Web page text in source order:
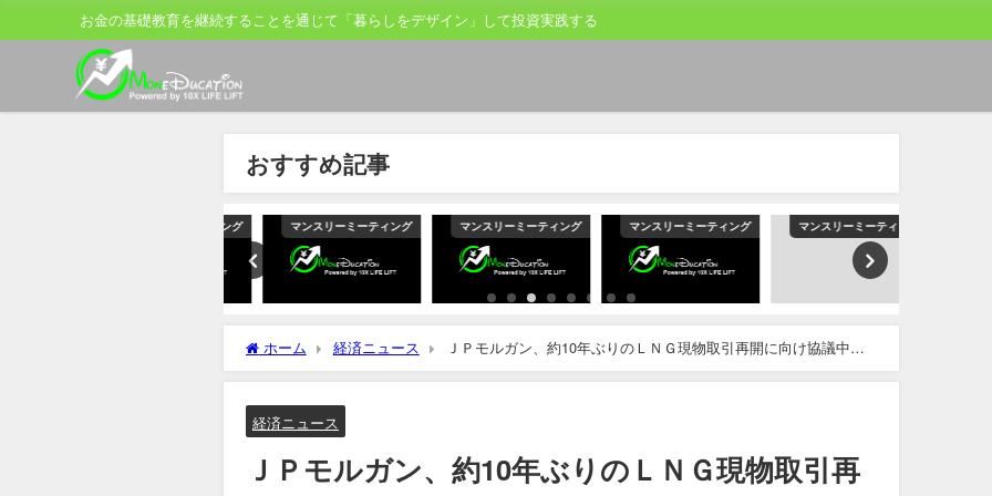
お金の基礎教育を継続することを通じて「暮らしをデザイン」して投資実践する
おすすめ記事
マンスリーミーティング マンスリーミーティング マンスリーミーティング マンスリーミーティング
ホーム 経済ニュース
ＪＰモルガン、約10年ぶりのＬＮＧ現物取引再開に向け協議中－
関係者
経済ニュース
ＪＰモルガン、約10年ぶりのＬＮＧ現物取引再